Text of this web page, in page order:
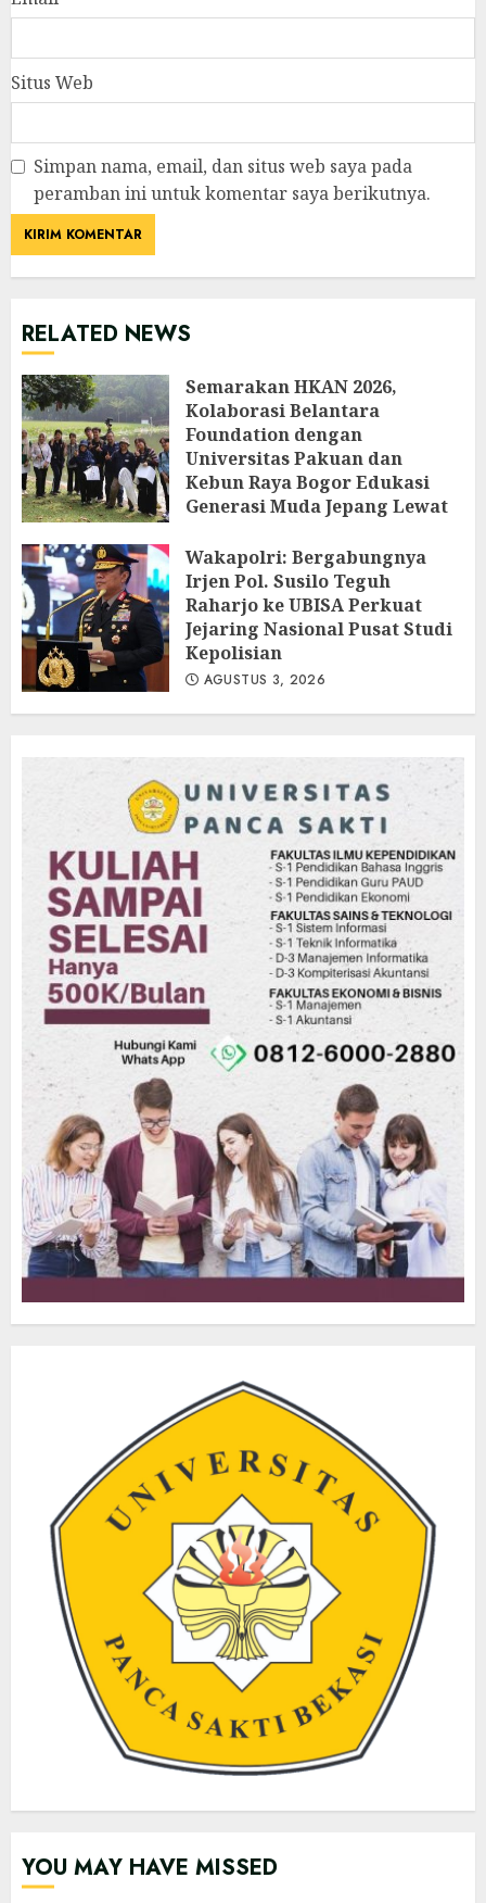
Situs Web
Simpan nama, email, dan situs web saya pada
peramban ini untuk komentar saya berikutnya.
RELATED NEWS
Semarakan HKAN 2026,
Kolaborasi Belantara
Foundation dengan
Universitas Pakuan dan
Kebun Raya Bogor Edukasi
Generasi Muda Jepang Lewat
Kebun Raya Bogor
AGUSTUS 3, 2026
Wakapolri: Bergabungnya
Irjen Pol. Susilo Teguh
Raharjo ke UBISA Perkuat
Jejaring Nasional Pusat Studi
Kepolisian
AGUSTUS 3, 2026
YOU MAY HAVE MISSED